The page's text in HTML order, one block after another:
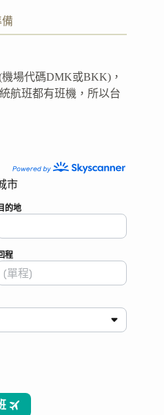
場代碼DMK或BKK)，
航班都有班機，所以台